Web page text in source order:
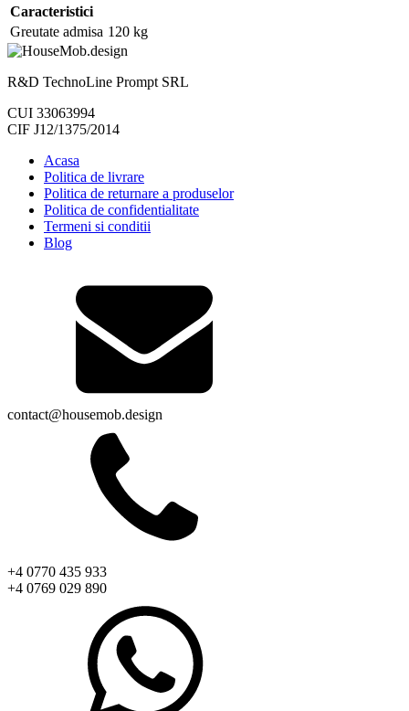
Caracteristici
Greutate admisa 120 kg
R&D TechnoLine Prompt SRL
CUI 33063994
CIF J12/1375/2014
Acasa
Politica de livrare
Politica de returnare a produselor
Politica de confidentialitate
Termeni si conditii
Blog
contact@housemob.design
+4 0770 435 933
+4 0769 029 890